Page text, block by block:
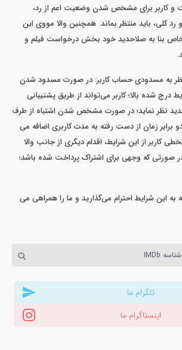
و کاربر برای مشخص شدن وضعیت اعم از رد،
کلی، باید منتظر بماند. همچنین والا مووی این
خاص بنا به صلاحدید خود بخش درخواست فیلم و
به مسدودی حساب کاربر: در صورت مسدود شدن
درج شده بالا؛ کاربر می‌تواند از طریق پشتیبانی
نظر نماید؛ در صورت مشخص شدن اشتباه از طرف
برابر زمان از دست رفته به مدت کاربری اضافه می
کاربر از این شرایط، اقدام دیگری از جانب والا
صورتی که وجهی برای اشتراک پرداخت شده باشد؛
به این شرایط احترام می‌گذارید و ما را همراهی می‌
تلگرام ما
اینستاگرام ما